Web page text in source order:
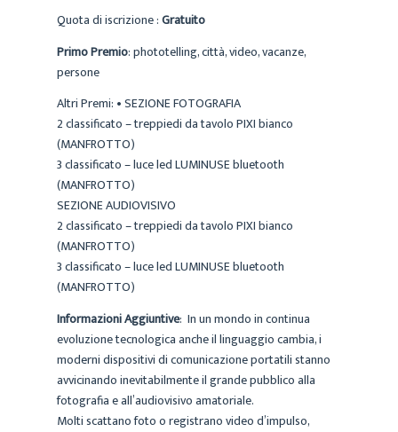
Quota di iscrizione :Gratuito
Primo Premio: phototelling, città, video, vacanze,
persone
Altri Premi: • SEZIONE FOTOGRAFIA
2 classificato – treppiedi da tavolo PIXI bianco
(MANFROTTO)
3 classificato – luce led LUMINUSE bluetooth
(MANFROTTO)
SEZIONE AUDIOVISIVO
2 classificato – treppiedi da tavolo PIXI bianco
(MANFROTTO)
3 classificato – luce led LUMINUSE bluetooth
(MANFROTTO)
Informazioni Aggiuntive: In un mondo in continua
evoluzione tecnologica anche il linguaggio cambia, i
moderni dispositivi di comunicazione portatili stanno
avvicinando inevitabilmente il grande pubblico alla
fotografia e all’audiovisivo amatoriale.
Molti scattano foto o registrano video d’impulso,